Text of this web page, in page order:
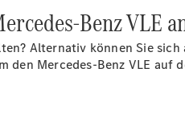
Benz VLE
Alternativ können Sie
Mercedes-Benz VLE auf